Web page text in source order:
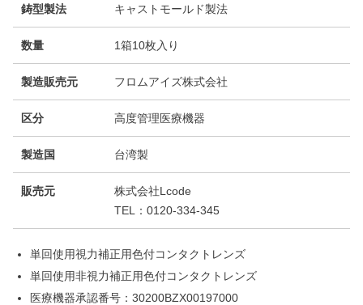
鋳型製法 キャストモールド製法
数量 1箱10枚入り
製造販売元 フロムアイズ株式会社
区分 高度管理医療機器
製造国 台湾製
販売元
株式会社Lcode
TEL：0120-334-345
単回使用視力補正用色付コンタクトレンズ
単回使用非視力補正用色付コンタクトレンズ
医療機器承認番号：30200BZX00197000